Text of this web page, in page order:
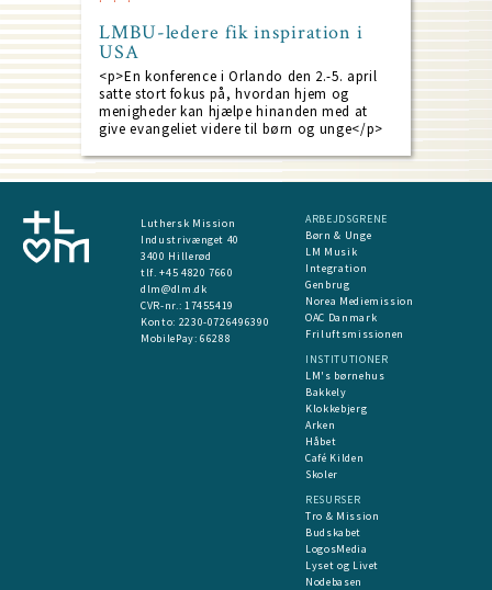
LMBU-ledere fik inspiration i
USA
<p>En konference i Orlando den 2.-5. april
satte stort fokus på, hvordan hjem og
menigheder kan hjælpe hinanden med at
give evangeliet videre til børn og unge</p>
Luthersk Mission
Industrivænget 40
3400 Hillerød
tlf. +45 4820 7660
dlm@dlm.dk
CVR-nr.: 17455419
​Konto: 2230-0726496390
MobilePay:66288
ARBEJDSGRENE
Børn & Unge
LM Musik
Integration
Genbrug
Norea Mediemission
OAC Danmark
Friluftsmissionen
INSTITUTIONER
LM's børnehus
Bakkely
Klokkebjerg
Arken
Håbet
Café Kilden
Skoler
RESURSER
Tro & Mission
Budskabet
LogosMedia
Lyset og Livet
Nodebasen